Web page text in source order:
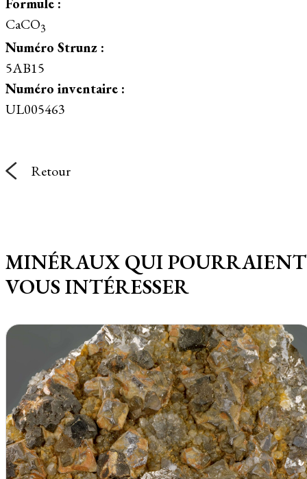
CaCO3
Numéro Strunz :
5AB15
Numéro inventaire :
UL005463
Retour
MINÉRAUX QUI POURRAIENT
VOUS INTÉRESSER